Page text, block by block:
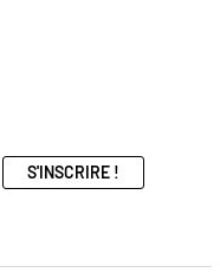
S'INSCRIRE !